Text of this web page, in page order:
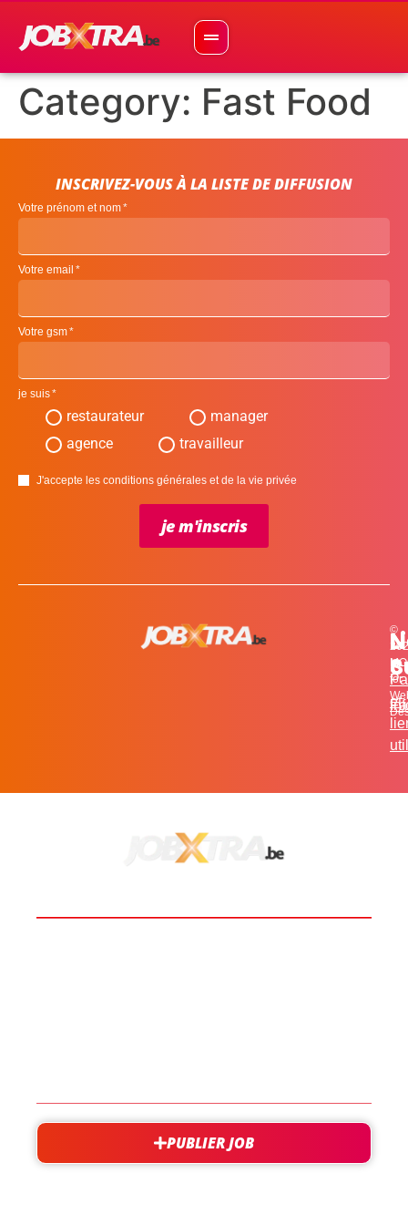
Category: Fast Food
et
©
for
INSCRIVEZ-VOUS À LA LISTE DE DIFFUSION
Votre prénom et nom
Votre email
Votre gsm
je suis
restaurateur
manager
agence
travailleur
J'accepte les conditions générales et de la vie privée
je m'inscris
PUBLIER JOB